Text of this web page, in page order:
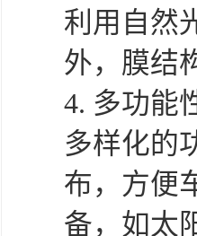
利用自然
外，膜结
4. 多功能
多样化的
布，方便
备，如太